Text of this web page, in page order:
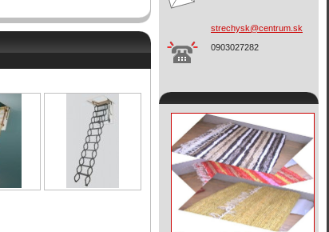
strechysk@centrum.sk
0903027282